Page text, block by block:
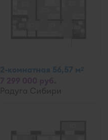
2-комнатная 56,57 м2
Радуга Сибири